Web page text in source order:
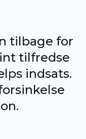
tilbage for
tilfredse
indsats.